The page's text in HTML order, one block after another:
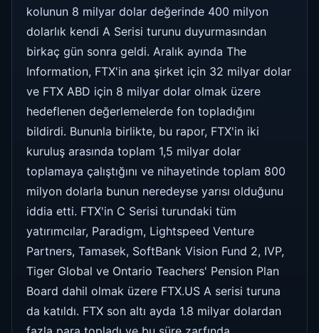
kolunun 8 milyar dolar değerinde 400 milyon
dolarlık kendi A Serisi turunu duyurmasından
birkaç gün sonra geldi. Aralık ayında The
Information, FTX'in ana şirket için 32 milyar dolar
ve FTX ABD için 8 milyar dolar olmak üzere
hedeflenen değerlemelerde fon topladığını
bildirdi. Bununla birlikte, bu rapor, FTX'in iki
kuruluş arasında toplam 1,5 milyar dolar
toplamaya çalıştığını ve nihayetinde toplam 800
milyon dolarla bunun neredeyse yarısı olduğunu
iddia etti. FTX'in C Serisi turundaki tüm
yatırımcılar, Paradigm, Lightspeed Venture
Partners, Tamasek, SoftBank Vision Fund 2, IVP,
Tiger Global ve Ontario Teachers' Pension Plan
Board dahil olmak üzere FTX.US A serisi turuna
da katıldı. FTX son altı ayda 1.8 milyar dolardan